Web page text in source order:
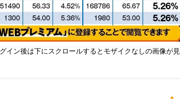
イン後は下にスクロールするとモザイクなしの画像が見